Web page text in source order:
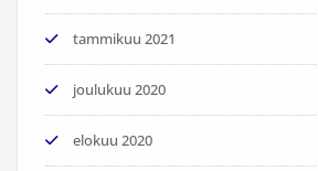
tammikuu 2021
joulukuu 2020
elokuu 2020